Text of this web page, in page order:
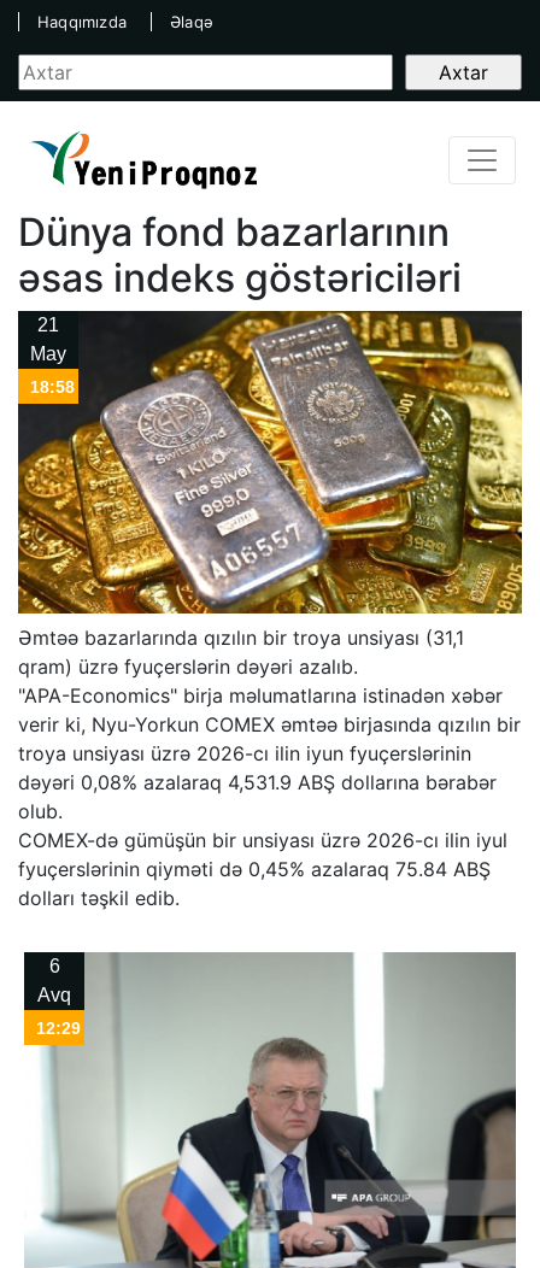
Haqqımızda Əlaqə
Dünya fond bazarlarının
əsas indeks göstəriciləri
21
May
18:58
Əmtəə bazarlarında qızılın bir troya unsiyası (31,1
qram) üzrə fyuçerslərin dəyəri azalıb.
"APA-Economics" birja məlumatlarına istinadən xəbər
verir ki, Nyu-Yorkun COMEX əmtəə birjasında qızılın bir
troya unsiyası üzrə 2026-cı ilin iyun fyuçerslərinin
dəyəri 0,08% azalaraq 4,531.9 ABŞ dollarına bərabər
olub.
COMEX-də gümüşün bir unsiyası üzrə 2026-cı ilin iyul
fyuçerslərinin qiyməti də 0,45% azalaraq 75.84 ABŞ
dolları təşkil edib.
6
Avq
12:29